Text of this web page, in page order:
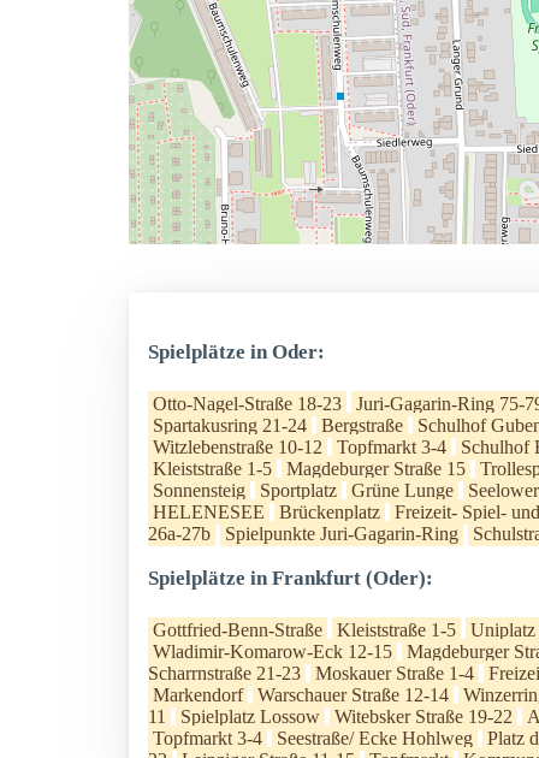
Spielplätze in Oder:
Otto-Nagel-Straße 18-23
Juri-Gagarin-Ring 75-
Spartakusring 21-24
Bergstraße
Schulhof
Witzlebenstraße 10-12
Topfmarkt 3-4
Schulhof
Kleiststraße 1-5
Magdeburger Straße 15
Sonnensteig
Sportplatz Grüne Lunge
HELENESEE
Brückenplatz
Freizeit- Spiel-
26a-27b
Spielpunkte Juri-Gagarin-Ring
Spielplätze in Frankfurt (Oder):
Gottfried-Benn-Straße Kleiststraße 1-5
Uniplatz
Wladimir-Komarow-Eck 12-15
Magdeburger
Scharrnstraße 21-23
Moskauer Straße 1-4
Markendorf
Warschauer Straße 12-14
11
Spielplatz Lossow Witebsker Straße 19-22
Topfmarkt 3-4
Seestraße/ Ecke Hohlweg
Platz